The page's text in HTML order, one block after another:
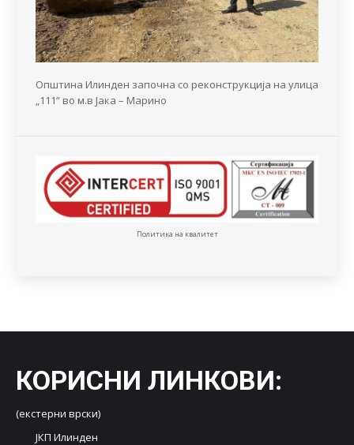
Општина Илинден започна со реконструкција на улица
„111“ во м.в Јака – Марино
Политика на квалитет
КОРИСНИ ЛИНКОВИ:
(екстерни врски)
ЈКП Илинден